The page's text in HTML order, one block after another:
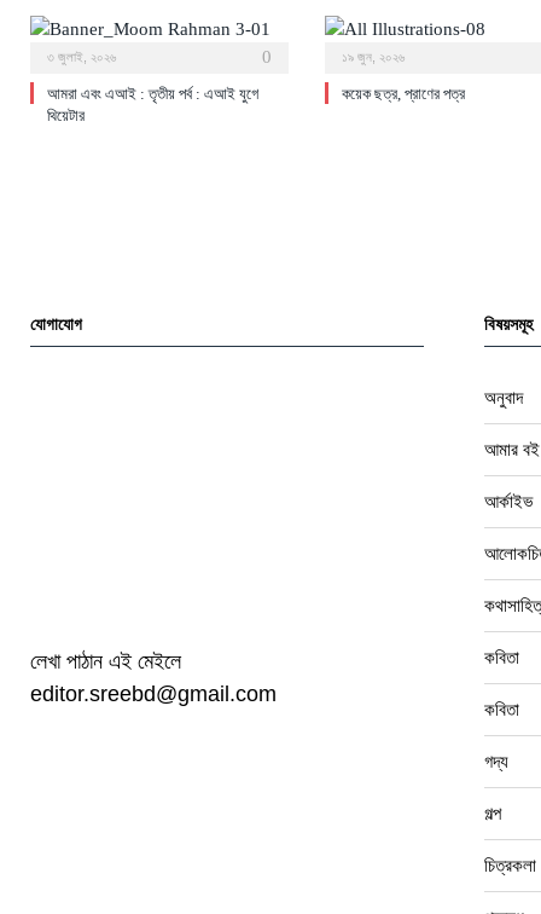
৩ জুলাই, ২০২৬ 0
আমরা এবং এআই : তৃতীয় পর্ব : এআই যুগে
থিয়েটার
১৯ জুন, ২০২৬
কয়েক ছত্র, প্রাণের পত্র
যোগাযোগ
লেখা পাঠান এই মেইলে
editor.sreebd@gmail.com
বিষয়সমূহ
অনুবাদ
আমার বই
আর্কাইভ
কবিতা
কবিতা
গদ্য
গল্প
চিত্রকলা